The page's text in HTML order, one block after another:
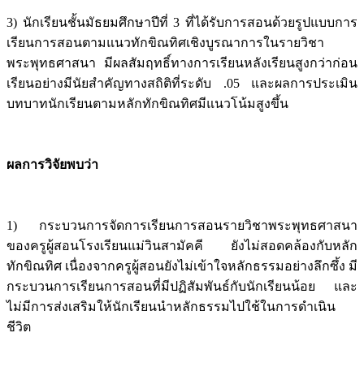
3) นักเรียนชั้นมัธยมศึกษาปีที่ 3 ที่ได้รับการสอนด้วยรูปแบบการ
เรียนการสอนตามแนวทักขิณทิศเชิงบูรณาการในรายวิชา
พระพุทธศาสนา มีผลสัมฤทธิ์ทางการเรียนหลังเรียนสูงกว่าก่อน
เรียนอย่างมีนัยสำคัญทางสถิติที่ระดับ .05 และผลการประเมิน
บทบาทนักเรียนตามหลักทักขิณทิศมีแนวโน้มสูงขึ้น
ผลการวิจัยพบว่า
1) กระบวนการจัดการเรียนการสอนรายวิชาพระพุทธศาสนา
ของครูผู้สอนโรงเรียนแม่วินสามัคคี ยังไม่สอดคล้องกับหลัก
ทักขิณทิศ เนื่องจากครูผู้สอนยังไม่เข้าใจหลักธรรมอย่างลึกซึ้ง มี
กระบวนการเรียนการสอนที่มีปฏิสัมพันธ์กับนักเรียนน้อย และ
ไม่มีการส่งเสริมให้นักเรียนนำหลักธรรมไปใช้ในการดำเนิน
ชีวิต